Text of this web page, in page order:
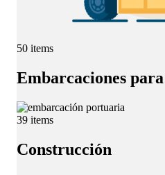
50 items
Embarcaciones
39 items
Construcción